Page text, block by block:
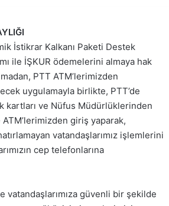
İstikrar Kalkanı Paketi Destek
ile İŞKUR ödemelerini almaya hak
PTT ATM’lerimizden
uygulamayla birlikte, PTT’de
kartları ve Nüfus Müdürlüklerinden
giriş yaparak,
vatandaşlarımız işlemlerini
cep telefonlarına
vatandaşlarımıza güvenli bir şekilde